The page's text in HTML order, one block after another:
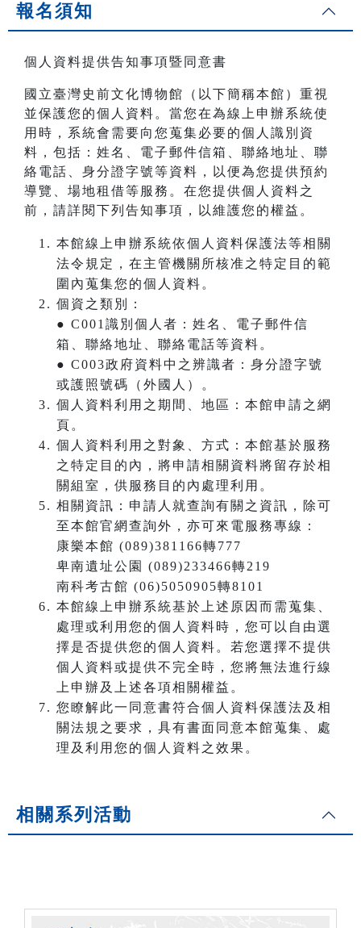
報名須知
個人資料提供告知事項暨同意書
國立臺灣史前文化博物館（以下簡稱本館）重視
並保護您的個人資料。當您在為線上申辦系統使
用時，系統會需要向您蒐集必要的個人識別資
料，包括：姓名、電子郵件信箱、聯絡地址、聯
絡電話、身分證字號等資料，以便為您提供預約
導覽、場地租借等服務。在您提供個人資料之
前，請詳閱下列告知事項，以維護您的權益。
本館線上申辦系統依個人資料保護法等相關
法令規定，在主管機關所核准之特定目的範
圍內蒐集您的個人資料。
個資之類別：
● C001識別個人者：姓名、電子郵件信
箱、聯絡地址、聯絡電話等資料。
● C003政府資料中之辨識者：身分證字號
或護照號碼（外國人）。
個人資料利用之期間、地區：本館申請之網
頁。
個人資料利用之對象、方式：本館基於服務
之特定目的內，將申請相關資料將留存於相
關組室，供服務目的內處理利用。
相關資訊：申請人就查詢有關之資訊，除可
至本館官網查詢外，亦可來電服務專線：
康樂本館 (089)381166轉777
卑南遺址公園 (089)233466轉219
南科考古館 (06)5050905轉8101
本館線上申辦系統基於上述原因而需蒐集、
處理或利用您的個人資料時，您可以自由選
擇是否提供您的個人資料。若您選擇不提供
個人資料或提供不完全時，您將無法進行線
上申辦及上述各項相關權益。
您瞭解此一同意書符合個人資料保護法及相
關法規之要求，具有書面同意本館蒐集、處
理及利用您的個人資料之效果。
相關系列活動